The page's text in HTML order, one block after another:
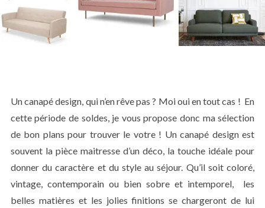
Un canapé design, qui n’en rêve pas ? Moi oui en tout cas ! En
cette période de soldes, je vous propose donc ma sélection
de bon plans pour trouver le votre ! Un canapé design est
souvent la pièce maitresse d’un déco, la touche idéale pour
donner du caractère et du style au séjour. Qu’il soit coloré,
vintage, contemporain ou bien sobre et intemporel, les
belles matières et les jolies finitions se chargeront de lui